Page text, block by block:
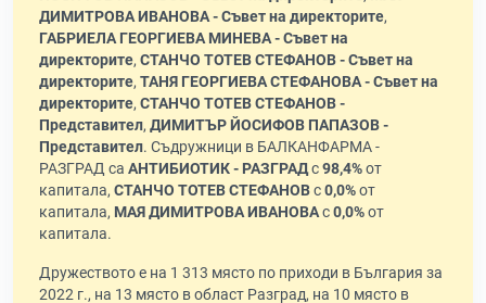
ДИМИТРОВА ИВАНОВА - Съвет на директорите,
ГАБРИЕЛА ГЕОРГИЕВА МИНЕВА - Съвет на
директорите, СТАНЧО ТОТЕВ СТЕФАНОВ - Съвет на
директорите, ТАНЯ ГЕОРГИЕВА СТЕФАНОВА - Съвет на
директорите, СТАНЧО ТОТЕВ СТЕФАНОВ -
Представител, ДИМИТЪР ЙОСИФОВ ПАПАЗОВ -
Представител. Съдружници в БАЛКАНФАРМА -
РАЗГРАД са АНТИБИОТИК - РАЗГРАДс98,4%от
капитала, СТАНЧО ТОТЕВ СТЕФАНОВс0,0%от
капитала, МАЯ ДИМИТРОВА ИВАНОВАс0,0%от
капитала.
Дружеството е на 1 313 място по приходи в България за
2022 г., на 13 място в област Разград, на 10 място в